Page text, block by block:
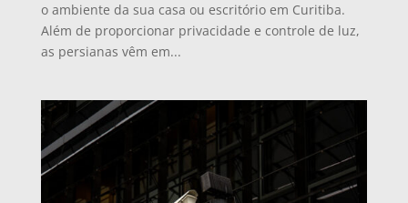
o ambiente da sua casa ou escritório em Curitiba.
Além de proporcionar privacidade e controle de luz,
as persianas vêm em...